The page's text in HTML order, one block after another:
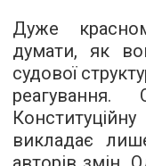
Дуже
думати, як
судової
викладає